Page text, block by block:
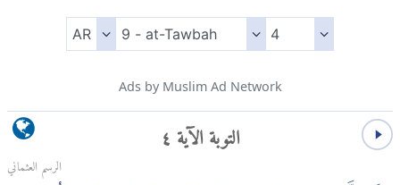
Ads by Muslim Ad Network
التوبة الآية ٤
الرسم العثماني